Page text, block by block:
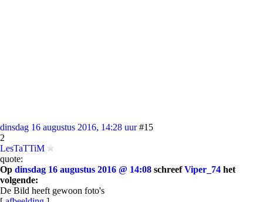
dinsdag 16 augustus 2016, 14:28 uur #15
2
LesTaTTiM
quote:
Op dinsdag 16 augustus 2016 @ 14:08 schreefViper_74 het
volgende:
De Bild heeft gewoon foto's